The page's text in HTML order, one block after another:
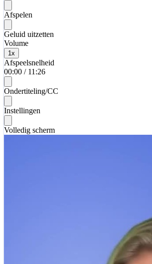
Afspelen
Geluid uitzetten
Volume
1x
Afspeelsnelheid
00:00 / 11:26
Ondertiteling/CC
Instellingen
Volledig scherm